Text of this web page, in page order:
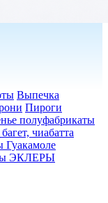
Выпечка
Пироги
полуфабрикаты
чиабатта
Гуакамоле
ЭКЛЕРЫ